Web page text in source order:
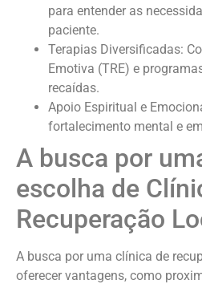
para entender as
paciente.
Terapias Diversificadas:
Emotiva (TRE) e
recaídas.
Apoio Espiritual e
fortalecimento mental e
A busca por
escolha de
Recuperação
A busca por uma clínica de
oferecer vantagens, como